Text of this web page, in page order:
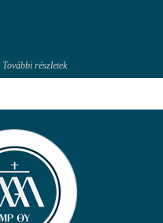
További részletek